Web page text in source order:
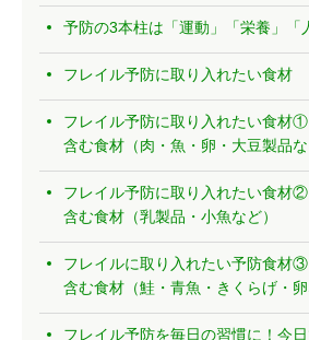
予防の3本柱は「運動」「栄養」「
フレイル予防に取り入れたい食材
フレイル予防に取り入れたい食材①
含む食材（肉・魚・卵・大豆製品な
フレイル予防に取り入れたい食材②
含む食材（乳製品・小魚など）
フレイルに取り入れたい予防食材③
含む食材（鮭・青魚・きくらげ・卵
フレイル予防を毎日の習慣に！今